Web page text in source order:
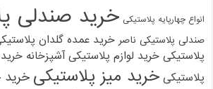
انواع چهارپایه پلاستیکی خرید صندلی
صندلی پلاستیکی ناصر خرید عمده گلدان
پلاستیکی خرید لوازم پلاستیکی آشپزخانه
پلاستیکی خرید میز پلاستیکی خرید